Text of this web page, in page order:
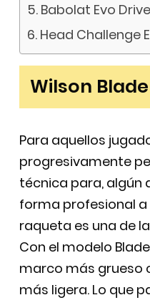
Babolat Evo Drive
Head Challenge
Wilson Blade
Para aquellos
progresivamente
técnica para, algún
forma profesional
raqueta es una de
Con el modelo Blade
marco más grueso
más ligera. Lo que